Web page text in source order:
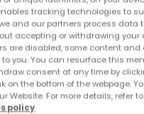
und Preissenkungen
Posteingang zu
Suchauftrag
tracking technologies to
and our partners process data
accepting or withdrawing your
are disabled, some content
to you. You can resurface this
consent at any time by
on the bottom of the webpage.
Website. For more details, refer
policy